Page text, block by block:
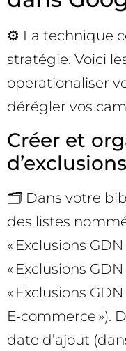
⚙️ La technique
stratégie. Voici
operationaliser
dérégler vos
Créer et
🗂️ Dans votre
des listes
« Exclusions
« Exclusions
« Exclusions
E‑commerce »).
date d’ajout